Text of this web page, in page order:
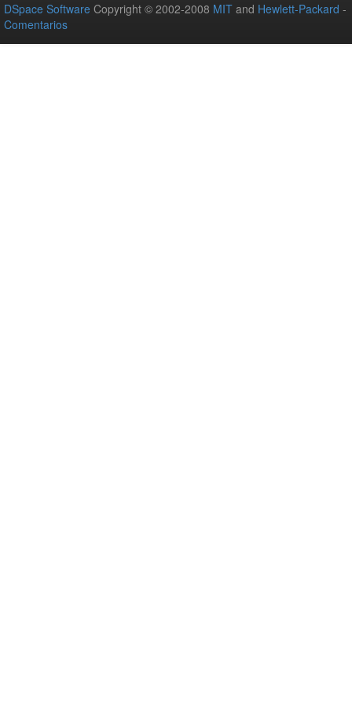
DSpace Software Copyright © 2002-2008 MIT and Hewlett-Packard -
Comentarios